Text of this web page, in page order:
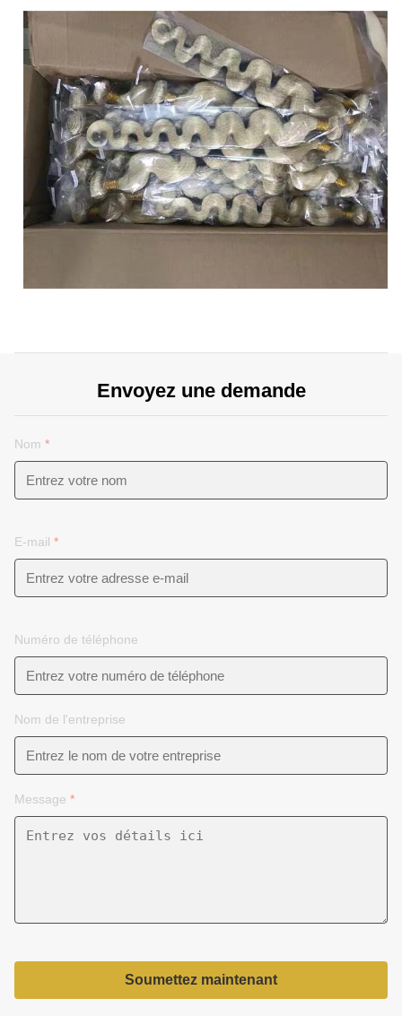
Envoyez une demande
Nom *
E-mail *
Numéro de téléphone
Nom de l'entreprise
Message *
Soumettez maintenant